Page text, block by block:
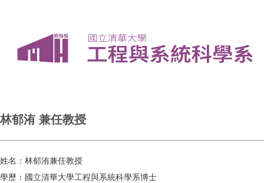
林郁洧 兼任教授
姓名：林郁洧兼任教授
學歷：國立清華大學工程與系統科學系博士